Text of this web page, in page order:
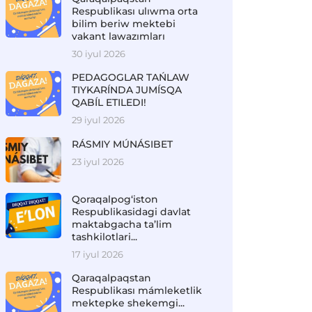
Respublikası ulıwma orta
bilim beriw mektebi
vakant lawazımları
30 iyul 2026
PEDAGOGLAR TAŃLAW
TIYKARÍNDA JUMÍSQA
QABÍL ETILEDI!
29 iyul 2026
RÁSMIY MÚNÁSIBET
23 iyul 2026
Qoraqalpog‘iston
Respublikasidagi davlat
maktabgacha ta’lim
tashkilotlari...
17 iyul 2026
Qaraqalpaqstan
Respublikası mámleketlik
mektepke shekemgi...